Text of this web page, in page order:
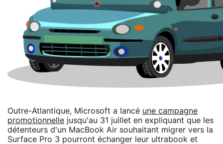
Outre-Atlantique, Microsoft a lancé une campagne
promotionnelle jusqu'au 31 juillet en expliquant que les
détenteurs d'un MacBook Air souhaitant migrer vers la
Surface Pro 3 pourront échanger leur ultrabook et